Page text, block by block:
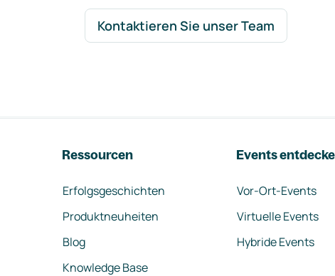
Kontaktieren Sie unser Team
Ressourcen
Erfolgsgeschichten
Produktneuheiten
Blog
Knowledge Base
Events
Vor-Ort-Events
Virtuelle Events
Hybride Events